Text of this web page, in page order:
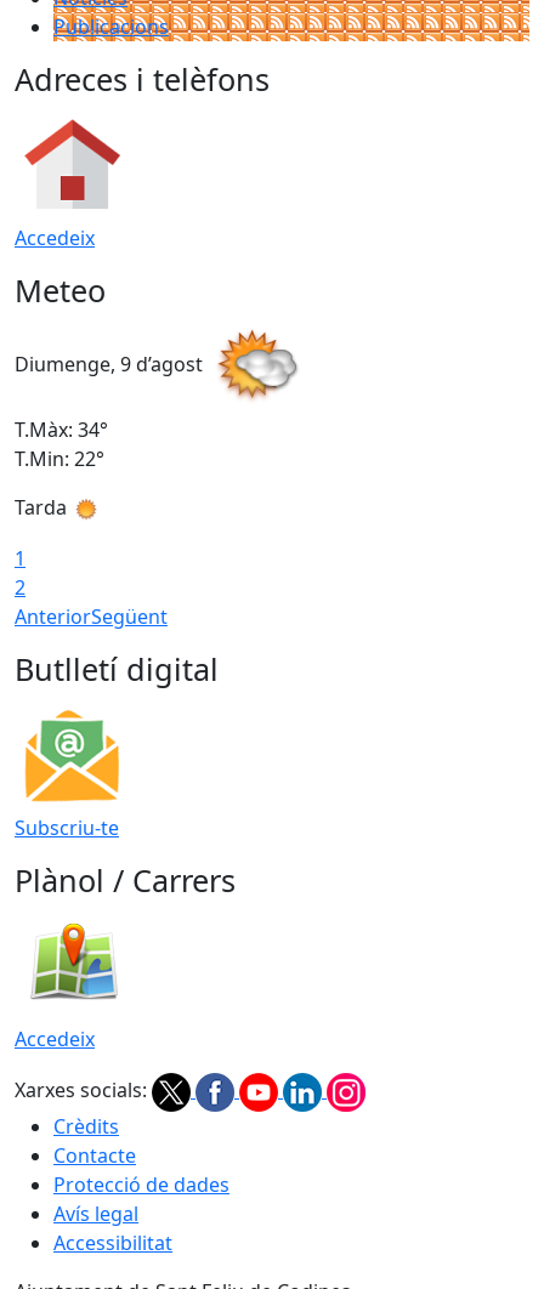
Publicacions
Adreces i telèfons
Accedeix
Meteo
Diumenge, 9 d’agost
T.Màx: 34°
T.Min: 22°
Tarda
1
2
AnteriorSegüent
Butlletí digital
Subscriu-te
Plànol / Carrers
Accedeix
Xarxes socials:
Crèdits
Contacte
Protecció de dades
Avís legal
Accessibilitat